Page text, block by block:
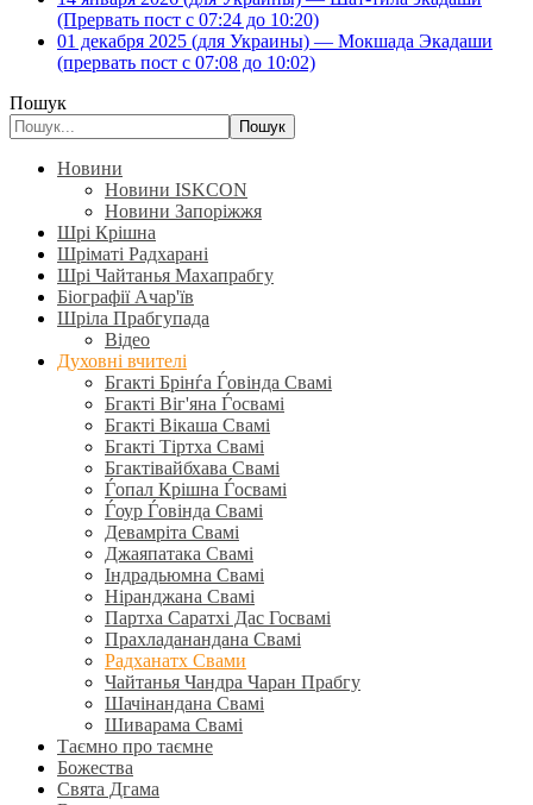
(Прервать пост с 07:24 до 10:20)
01 декабря 2025 (для Украины) — Мокшада Экадаши
(прервать пост с 07:08 до 10:02)
Пошук
Пошук
Новини
Новини ISKCON
Новини Запоріжжя
Шрі Крішна
Шріматі Радхарані
Шрі Чайтанья Махапрабгу
Біографії Ачар'їв
Шріла Прабгупада
Відео
Духовні вчителі
Бгакті Брінѓа Ѓовінда Свамі
Бгакті Віг'яна Ѓосвамі
Бгакті Вікаша Свамі
Бгакті Тіртха Свамі
Бгактівайбхава Свамі
Ѓопал Крішна Ѓосвамі
Ѓоур Ѓовінда Свамі
Девамріта Свамі
Джаяпатака Свамі
Індрадьюмна Свамі
Ніранджана Свамі
Партха Саратхі Дас Госвамі
Прахладанандана Свамі
Радханатх Свами
Чайтанья Чандра Чаран Прабгу
Шачінандана Свамі
Шиварама Свамі
Таємно про таємне
Божества
Свята Дгама